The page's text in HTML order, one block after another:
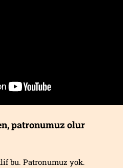
patronumuz olur
bu. Patronumuz yok.